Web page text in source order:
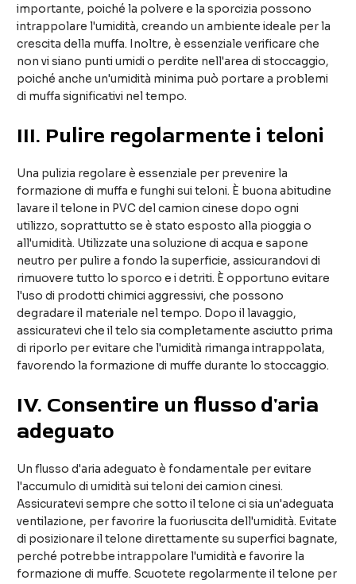
importante, poiché la polvere e la sporcizia possono
intrappolare l'umidità, creando un ambiente ideale per la
crescita della muffa. Inoltre, è essenziale verificare che
non vi siano punti umidi o perdite nell'area di stoccaggio,
poiché anche un'umidità minima può portare a problemi
di muffa significativi nel tempo.
III. Pulire regolarmente i teloni
Una pulizia regolare è essenziale per prevenire la
formazione di muffa e funghi sui teloni. È buona abitudine
lavare il telone in PVC del camion cinese dopo ogni
utilizzo, soprattutto se è stato esposto alla pioggia o
all'umidità. Utilizzate una soluzione di acqua e sapone
neutro per pulire a fondo la superficie, assicurandovi di
rimuovere tutto lo sporco e i detriti. È opportuno evitare
l'uso di prodotti chimici aggressivi, che possono
degradare il materiale nel tempo. Dopo il lavaggio,
assicuratevi che il telo sia completamente asciutto prima
di riporlo per evitare che l'umidità rimanga intrappolata,
favorendo la formazione di muffe durante lo stoccaggio.
IV. Consentire un flusso d'aria
adeguato
Un flusso d'aria adeguato è fondamentale per evitare
l'accumulo di umidità sui teloni dei camion cinesi.
Assicuratevi sempre che sotto il telone ci sia un'adeguata
ventilazione, per favorire la fuoriuscita dell'umidità. Evitate
di posizionare il telone direttamente su superfici bagnate,
perché potrebbe intrappolare l'umidità e favorire la
formazione di muffe. Scuotete regolarmente il telone per